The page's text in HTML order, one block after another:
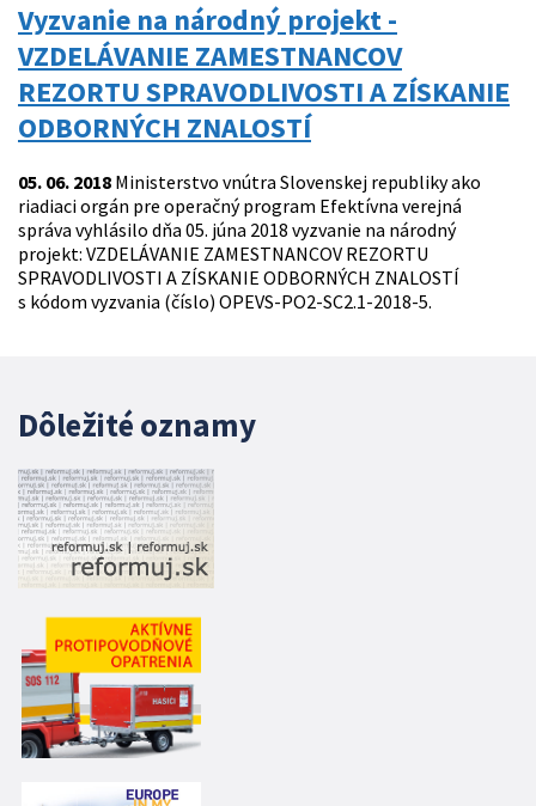
Vyzvanie na národný projekt -
VZDELÁVANIE ZAMESTNANCOV
REZORTU SPRAVODLIVOSTI A ZÍSKANIE
ODBORNÝCH ZNALOSTÍ
05. 06. 2018 Ministerstvo vnútra Slovenskej republiky ako
riadiaci orgán pre operačný program Efektívna verejná
správa vyhlásilo dňa 05. júna 2018 vyzvanie na národný
projekt: VZDELÁVANIE ZAMESTNANCOV REZORTU
SPRAVODLIVOSTI A ZÍSKANIE ODBORNÝCH ZNALOSTÍ
s kódom vyzvania (číslo) OPEVS-PO2-SC2.1-2018-5.
Dôležité oznamy